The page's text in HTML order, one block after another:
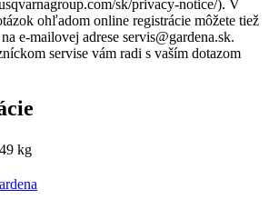
sk/privacy-notice/). V
ohľadom online registrácie môžete tiež
e-mailovej adrese servis@gardena.sk.
servise vám radi s vaším dotazom
kg